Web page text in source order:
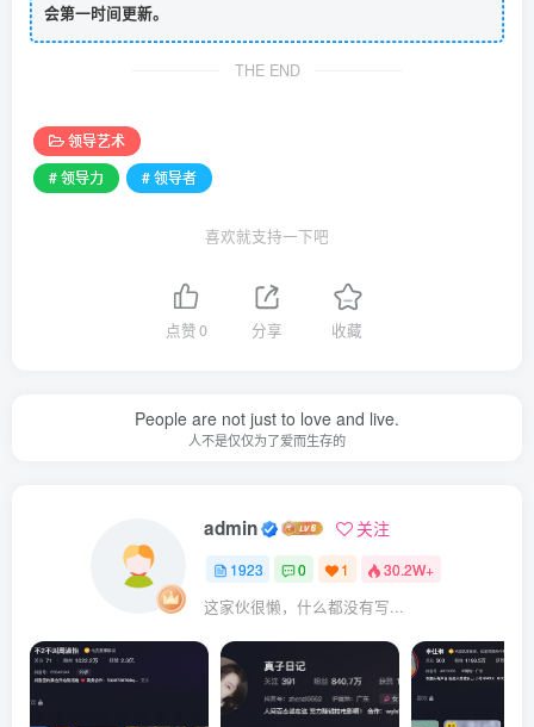
会第一时间更新。
THE END
领导艺术
# 领导力
# 领导者
喜欢就支持一下吧
点赞0 分享 收藏
People are not just to love and live.
人不是仅仅为了爱而生存的
admin 关注
1923 0 1 30.2W+
这家伙很懒，什么都没有写...